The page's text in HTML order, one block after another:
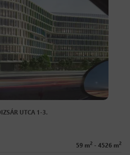
UTCA 1-3.
59 m2 - 4526 m2